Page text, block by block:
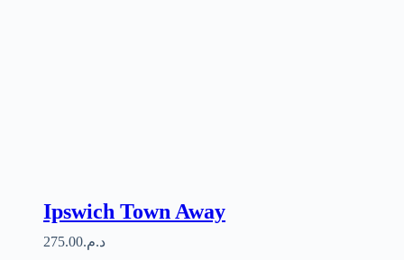
Ipswich Town Away
د.م.275.00